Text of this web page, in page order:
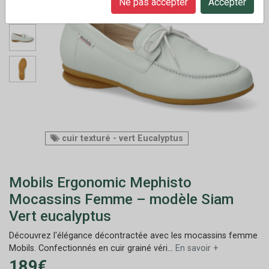
cuir texturé - vert Eucalyptus
Mobils Ergonomic Mephisto
Mocassins Femme – modèle Siam
Vert eucalyptus
Découvrez l'élégance décontractée avec les mocassins femme
Mobils. Confectionnés en cuir grainé véri... En savoir +